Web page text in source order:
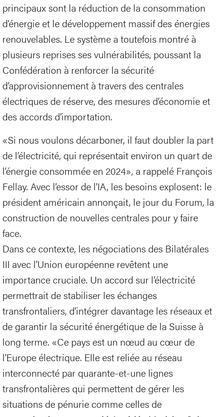
principaux sont la réduction de la consommation
d’énergie et le développement massif des énergies
renouvelables. Le système a toutefois montré à
plusieurs reprises ses vulnérabilités, poussant la
Confédération à renforcer la sécurité
d’approvisionnement à travers des centrales
électriques de réserve, des mesures d’économie et
des accords d’importation.
«Si nous voulons décarboner, il faut doubler la part
de l’électricité, qui représentait environ un quart de
l’énergie consommée en 2024», a rappelé François
Fellay. Avec l’essor de l’IA, les besoins explosent: le
président américain annonçait, le jour du Forum, la
construction de nouvelles centrales pour y faire
face.
Dans ce contexte, les négociations des Bilatérales
III avec l’Union européenne revêtent une
importance cruciale. Un accord sur l’électricité
permettrait de stabiliser les échanges
transfrontaliers, d’intégrer davantage les réseaux et
de garantir la sécurité énergétique de la Suisse à
long terme. «Ce pays est un nœud au cœur de
l’Europe électrique. Elle est reliée au réseau
interconnecté par quarante-et-une lignes
transfrontalières qui permettent de gérer les
situations de pénurie comme celles de